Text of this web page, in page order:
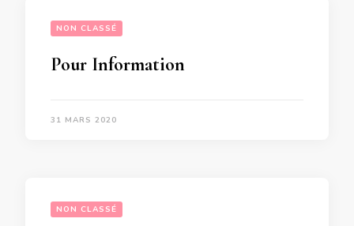
NON CLASSÉ
Pour Information
31 MARS 2020
NON CLASSÉ